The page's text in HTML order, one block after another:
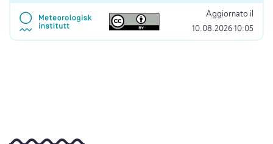
Aggiornato il
10.08.2026 10:05